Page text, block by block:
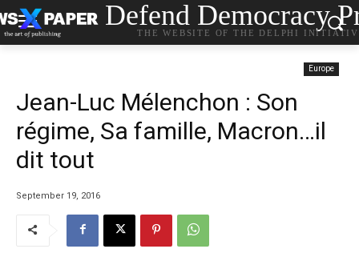
Defend Democracy
THE WEBSITE OF THE DELPHI
Europe
Jean-Luc Mélen­chon : Son
régime, Sa famille, Macron…il
dit tout
September 19, 2016